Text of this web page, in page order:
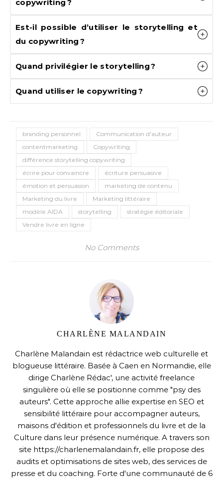
copywriting ?
Est-il possible d’utiliser le storytelling et
du copywriting ?
Quand privilégier le storytelling ?
Quand utiliser le copywriting ?
branding personnel
Communication d'auteur
contentmarketing
Copywriting
différence storytelling copywriting
écrire pour convaincre
écriture persuasive
émotion et persuasion
marketing de contenu
Marketing du livre
Marketing littéraire
modèle AIDA
storytelling
stratégie éditoriale
Vendre livre en ligne
No Comments
CHARLÈNE MALANDAIN
Charlène Malandain est rédactrice web culturelle et
blogueuse littéraire. Basée à Caen en Normandie, elle
dirige Charlène Rédac', une activité freelance
singulière où elle se positionne comme "psy des
auteurs". Cette approche allie expertise en SEO et
sensibilité littéraire pour accompagner auteurs,
maisons d'édition et professionnels du livre et de la
Culture dans leur présence numérique. A travers son
site https://charlenemalandain.fr, elle propose des
audits et optimisations de sites web, des services de
presse et du coaching. Forte d'une communauté de 6